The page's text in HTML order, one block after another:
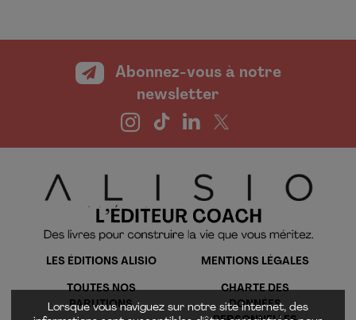
Lorsque vous naviguez sur notre site internet, des
Abonnez-vous à notre
newsletter
LES ÉDITIONS ALISIO
TOUTES NOS
PARUTIONS
MENTIONS LÉGALES
CHARTE DES
DONNÉES